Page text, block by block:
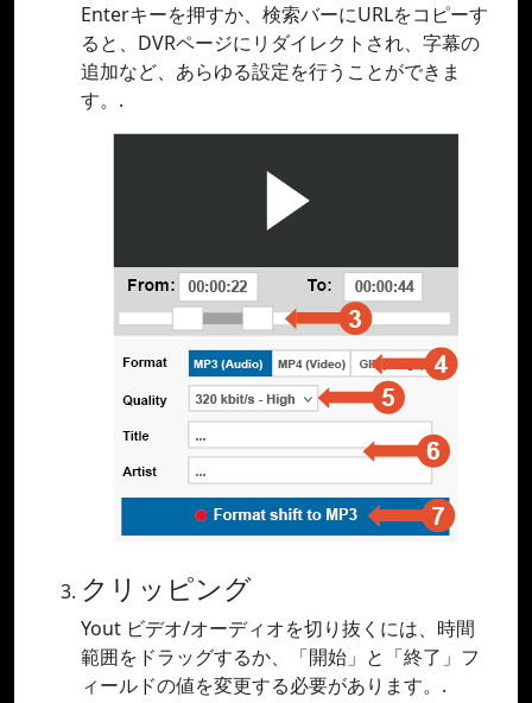
Enterキーを押すか、検索バーにURLをコピーす
ると、DVRページにリダイレクトされ、字幕の
追加など、あらゆる設定を行うことができま
す。.
クリッピング
Yout ビデオ/オーディオを切り抜くには、時間
範囲をドラッグするか、「開始」と「終了」フ
ィールドの値を変更する必要があります。.